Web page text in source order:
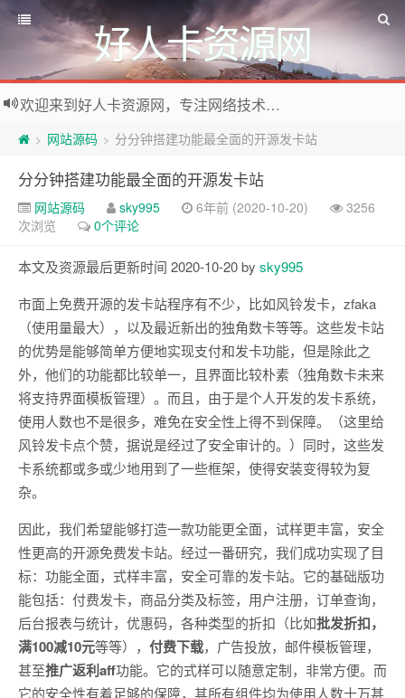
好人卡资源网
欢迎来到好人卡资源网，专注网络技术资源收集，我们不仅是网络资源的搬运工，也生产原创资源。寻找资源请留言或关注公众号:烈日下的男人
> 网站源码 > 分分钟搭建功能最全面的开源发卡站
分分钟搭建功能最全面的开源发卡站
网站源码 sky995 6年前 (2020-10-20)
3256
次浏览
0个评论
本文及资源最后更新时间 2020-10-20 by sky995
市面上免费开源的发卡站程序有不少，比如风铃发卡，zfaka
（使用量最大），以及最近新出的独角数卡等等。这些发卡站
的优势是能够简单方便地实现支付和发卡功能，但是除此之
外，他们的功能都比较单一，且界面比较朴素（独角数卡未来
将支持界面模板管理）。而且，由于是个人开发的发卡系统，
使用人数也不是很多，难免在安全性上得不到保障。（这里给
风铃发卡点个赞，据说是经过了安全审计的。）同时，这些发
卡系统都或多或少地用到了一些框架，使得安装变得较为复
杂。
因此，我们希望能够打造一款功能更全面，试样更丰富，安全
性更高的开源免费发卡站。经过一番研究，我们成功实现了目
标：功能全面，式样丰富，安全可靠的发卡站。它的基础版功
能包括：付费发卡，商品分类及标签，用户注册，订单查询，
后台报表与统计，优惠码，各种类型的折扣（比如批发折扣，
满100减10元等等）， 付费下载，广告投放，邮件模板管理，
甚至推广返利aff功能。它的式样可以随意定制，非常方便。而
它的安全性有着足够的保障，其所有组件均为使用人数十万甚